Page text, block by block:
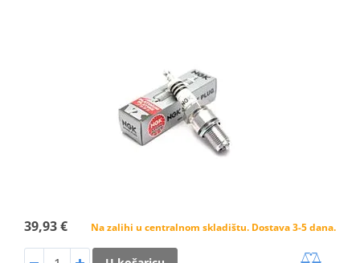
39,93 € Na zalihi u centralnom skladištu. Dostava 3-5 dana.